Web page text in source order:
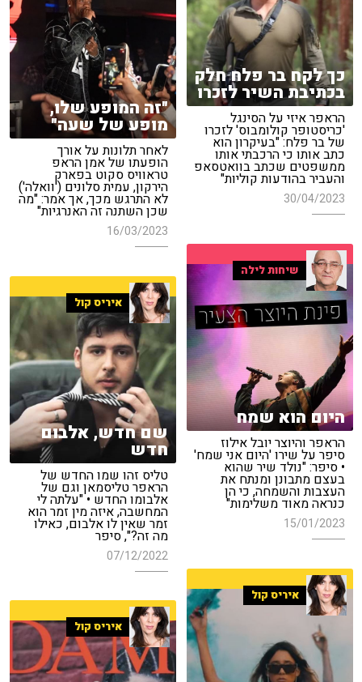
כך לקח בר פלח חלק
בכתיבת השיר לזכרו
הראפר איזי על הסינגל
'כריסטופר קולומבוס' לזכרו
של בר פלח: "בעיקרון הוא
כתב אותו כי הרכבתי אותו
ממשפטים שכתב בוואטסאפ
והעביר בהודעות קוליות"
30/04/2023
"זה המופע שלו,
מופע של שעה"
לאחר תלונות על אורך
הופעתו של אמן הראפ
טראוויס סקוט בפארק
הירקון, עמית סלונים ('וואלה')
לא התרגש מכך, אך אמר: "מה
שכן השתנה זה האנרגיות"
16/03/2023
שיחות לילה
היום הוא שמח
הראפר והיוצר יובל אילוז
סיפר על שירו 'היום אני שמח'
• סיפר: "נולד שיר שהוא
בעצם מתבונן ומנתח את
העצבות והשמחה, כי הן
כנראה מאוד משלימות"
15/01/2023
איריס קול
שם חדש, אלבום
חדש
טליס זהו שמו החדש של
הראפר טליסמאן וגם של
אלבומו החדש • "עלתה לי
המחשבה, איזה מין זמר הוא
זמר שאין לו אלבום, כאילו
מה זה?", סיפר
07/12/2022
איריס קול
איריס קול